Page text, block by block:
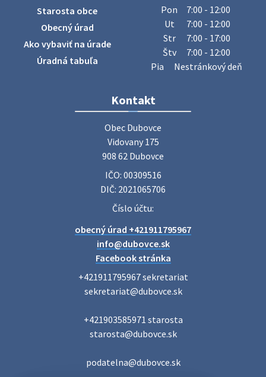
Obecný úrad oznamuje občanom, že v stredu 29. júla 2026
sa v našej obci uskutoční zber železa. Pracovníci Obecného
úradu budú od 8.00 hod. prechádzať obcou a zbierať
železný odpad …
27. júla 2026 06:31
Zájazd do Veľkého Medera
Základná organizácia Únie žien Slovenska Dubovce
srdečne pozýva svoje členky, ich rodinných príslušníkov aj
priateľov na jednodňový zájazd na termálne kúpalisko
Poradne komplexnej pomoci
diskrétne komplexné odborné poradenstvo. Tím
odborníkov Vám pomôžte nájsť riešenie v piatich kľúčových
oblastiach: právo rodina a v…
Voľby do orgánov samosprávnych krajov 2026 V obci
miestnosti je na adrese: Vidovany 175, 908 62 Dubovce –
Starosta obce
Obecný úrad
Ako vybaviť na úrade
Úradná tabuľa
Pon
7:00 - 12:00
Ut
7:00 - 12:00
Str
7:00 - 17:00
Štv
7:00 - 12:00
Pia
Nestránkový deň
Kontakt
Obec Dubovce
Vidovany 175
908 62 Dubovce
IČO: 00309516
DIČ: 2021065706
Číslo účtu:
obecný úrad +421911795967
info@dubovce.sk
Facebook stránka
+421911795967 sekretariat
sekretariat@dubovce.sk
+421903585971 starosta
starosta@dubovce.sk
podatelna@dubovce.sk